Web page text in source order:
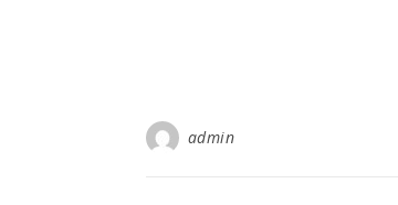
admin